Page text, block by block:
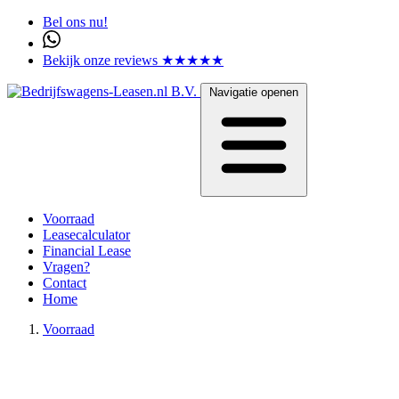
Bel ons nu!
Bekijk onze reviews ★★★★★
Navigatie openen
Voorraad
Leasecalculator
Financial Lease
Vragen?
Contact
Home
Voorraad